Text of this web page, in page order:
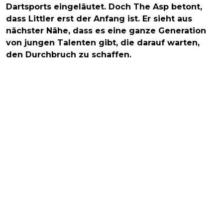
Dartsports eingeläutet. Doch The Asp betont,
dass Littler erst der Anfang ist. Er sieht aus
nächster Nähe, dass es eine ganze Generation
von jungen Talenten gibt, die darauf warten,
den Durchbruch zu schaffen.